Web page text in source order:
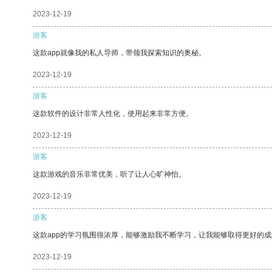
2023-12-19
游客
这款app就像我的私人导师，带领我探索知识的奥秘。
2023-12-19
游客
这款软件的设计非常人性化，使用起来非常方便。
2023-12-19
游客
这款游戏的音乐非常优美，听了让人心旷神怡。
2023-12-19
游客
这款app的学习氛围很浓厚，能够激励我不断学习，让我能够取得更好的
2023-12-19